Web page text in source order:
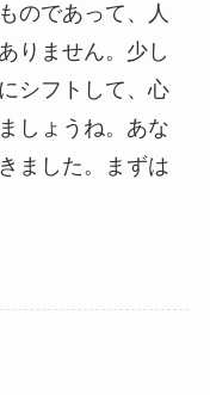
のであって、人
りません。少し
シフトして、心
しょうね。あな
ました。まずは